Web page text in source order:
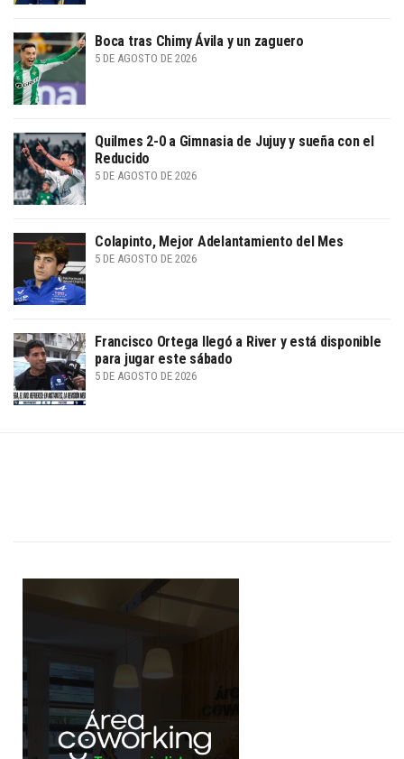
Boca tras Chimy Ávila y un zaguero
5 DE AGOSTO DE 2026
Quilmes 2-0 a Gimnasia de Jujuy y sueña con el
Reducido
5 DE AGOSTO DE 2026
Colapinto, Mejor Adelantamiento del Mes
5 DE AGOSTO DE 2026
Francisco Ortega llegó a River y está disponible
para jugar este sábado
5 DE AGOSTO DE 2026